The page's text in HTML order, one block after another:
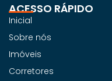
ACESSO RÁPIDO
Inicial
Sobre nós
Imóveis
Corretores